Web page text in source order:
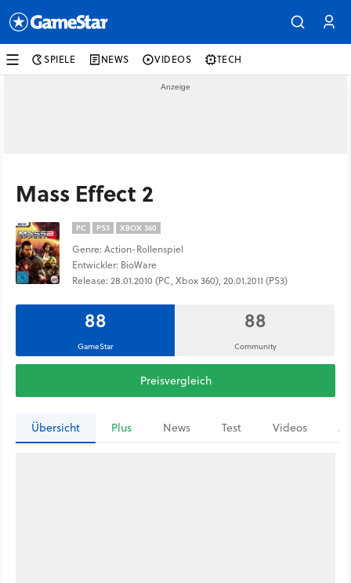
SPIELE NEWS VIDEOS TECH
Mass Effect 2
PC PS3 XBOX 360
Genre: Action-Rollenspiel
Entwickler: BioWare
Release: 28.01.2010 (PC, Xbox 360), 20.01.2011 (PS3)
88
GameStar
88
Community
Preisvergleich
Übersicht Plus News Test Videos